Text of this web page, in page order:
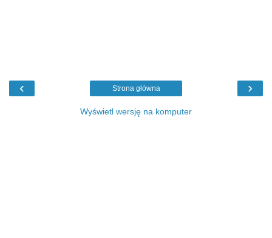
‹ ›
Strona główna
Wyświetl wersję na komputer